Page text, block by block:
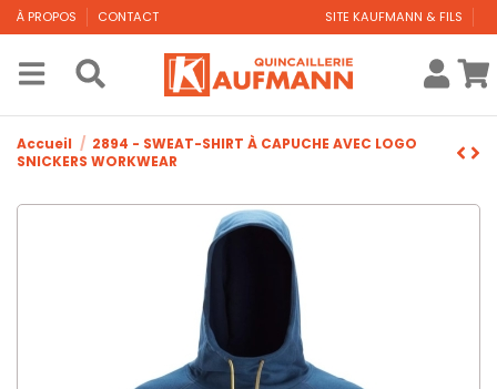
À PROPOS CONTACT SITE KAUFMANN & FILS
Accueil
2894 - SWEAT-SHIRT À CAPUCHE AVEC LOGO
SNICKERS WORKWEAR